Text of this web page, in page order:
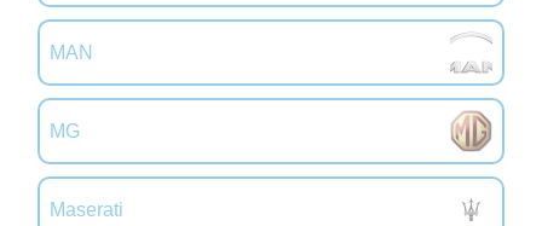
MAN
MG
Maserati